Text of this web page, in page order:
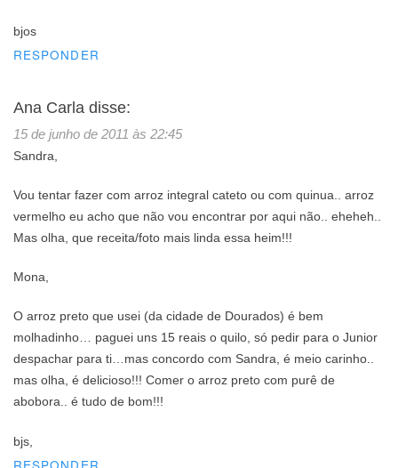
bjos
RESPONDER
Ana Carla disse:
15 de junho de 2011 às 22:45
Sandra,
Vou tentar fazer com arroz integral cateto ou com quinua.. arroz
vermelho eu acho que não vou encontrar por aqui não.. eheheh..
Mas olha, que receita/foto mais linda essa heim!!!
Mona,
O arroz preto que usei (da cidade de Dourados) é bem
molhadinho… paguei uns 15 reais o quilo, só pedir para o Junior
despachar para ti…mas concordo com Sandra, é meio carinho..
mas olha, é delicioso!!! Comer o arroz preto com purê de
abobora.. é tudo de bom!!!
bjs,